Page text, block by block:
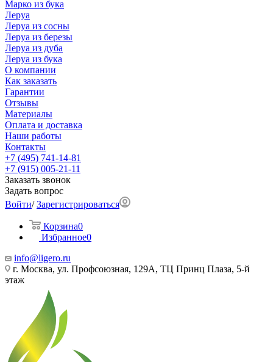
Марко из бука
Леруа
Леруа из сосны
Леруа из березы
Леруа из дуба
Леруа из бука
О компании
Как заказать
Гарантии
Отзывы
Материалы
Оплата и доставка
Наши работы
Контакты
+7 (495) 741-14-81
+7 (915) 005-21-11
Заказать звонок
Задать вопрос
Войти/Зарегистрироваться
Корзина0
Избранное0
info@ligero.ru
г. Москва, ул. Профсоюзная, 129А, ТЦ Принц Плаза, 5-й
этаж